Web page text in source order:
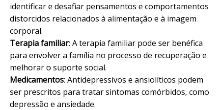
identificar e desafiar pensamentos e comportamentos
distorcidos relacionados à alimentação e à imagem
corporal.
Terapia familiar: A terapia familiar pode ser benéfica
para envolver a família no processo de recuperação e
melhorar o suporte social.
Medicamentos: Antidepressivos e ansiolíticos podem
ser prescritos para tratar sintomas comórbidos, como
depressão e ansiedade.